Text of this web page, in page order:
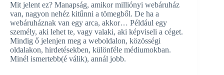
Mit jelent ez? Manapság, amikor milliónyi webáruház
van, nagyon nehéz kitűnni a tömegből. De ha a
webáruháznak van egy arca, akkor… Például egy
személy, aki lehet te, vagy valaki, aki képviseli a céget.
Mindig ő jelenjen meg a weboldalon, közösségi
oldalakon, hirdetésekben, különféle médiumokban.
Minél ismertebb(é válik), annál jobb.